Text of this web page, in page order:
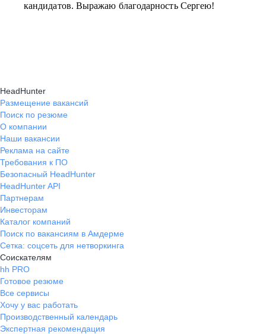
кандидатов. Выражаю благодарность Сергею!
HeadHunter
Размещение вакансий
Поиск по резюме
О компании
Наши вакансии
Реклама на сайте
Требования к ПО
Безопасный HeadHunter
HeadHunter API
Партнерам
Инвесторам
Каталог компаний
Поиск по вакансиям в Амдерме
Сетка: соцсеть для нетворкинга
Соискателям
hh PRO
Готовое резюме
Все сервисы
Хочу у вас работать
Производственный календарь
Экспертная рекомендация